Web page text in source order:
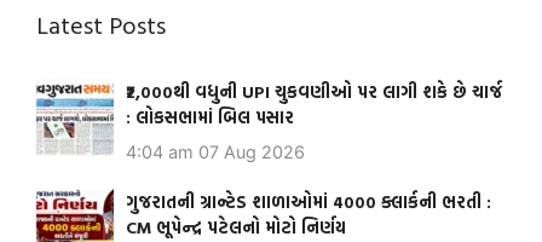
Latest Posts
₹2,000થી વધુની UPI ચુકવણીઓ પર લાગી શકે છે ચાર્જ
: લોકસભામાં બિલ પસાર
4:04 am 07 Aug 2026
ગુજરાતની ગ્રાન્ટેડ શાળાઓમાં 4000 ક્લાર્કની ભરતી :
CM ભૂપેન્દ્ર પટેલનો મોટો નિર્ણય